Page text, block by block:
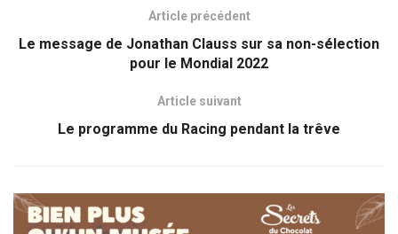
Article précédent
Le message de Jonathan Clauss sur sa non-sélection
pour le Mondial 2022
Article suivant
Le programme du Racing pendant la trêve